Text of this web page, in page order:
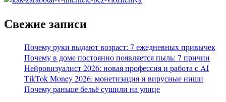
Свежие записи
Почему руки выдают возраст: 7 ежедневных привычек
Почему в доме постоянно появляется пыль: 7 причин
Нейровизуалист 2026: новая профессия и работа с AI
TikTok Money 2026: монетизация и вирусные ниши
Почему раньше бельё сушили на улице